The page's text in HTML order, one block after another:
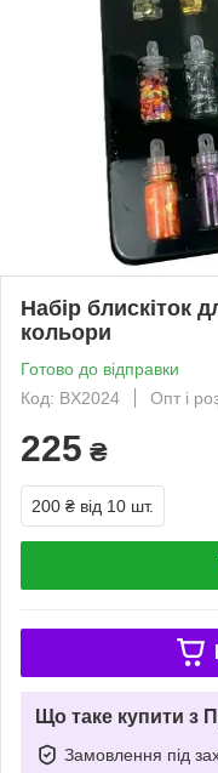
Набір блискіток
кольори
Готово до відправки
Код: BX2024
Опт і
225 ₴
200 ₴ від 10 шт.
Що таке купити з
Замовлення під